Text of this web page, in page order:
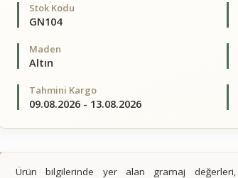
Stok Kodu
GN104
Maden
Altın
Tahmini Kargo
09.08.2026 - 13.08.2026
Ürün bilgilerinde yer alan gramaj